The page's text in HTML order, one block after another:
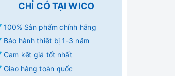
CHỈ CÓ TẠI WICO
100% Sản phẩm chính hãng
Bảo hành thiết bị 1-3 năm
Cam kết giá tốt nhất
Giao hàng toàn quốc